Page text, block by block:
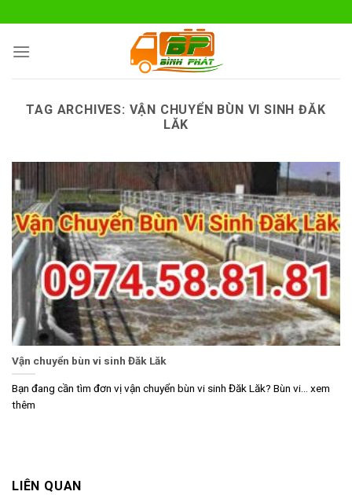
to
content
TAG ARCHIVES: VẬN CHUYỂN BÙN VI SINH ĐĂK
LĂK
Vận chuyển bùn vi sinh Đăk Lăk
Bạn đang cần tìm đơn vị vận chuyển bùn vi sinh Đăk Lăk? Bùn vi... xem
thêm
LIÊN QUAN